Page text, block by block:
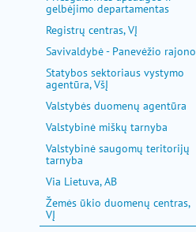
gelbėjimo departamentas
Registrų centras, VĮ
Savivaldybė - Panevėžio rajono
Statybos sektoriaus vystymo
agentūra, VšĮ
Valstybės duomenų agentūra
Valstybinė miškų tarnyba
Valstybinė saugomų teritorijų
tarnyba
Via Lietuva, AB
Žemės ūkio duomenų centras,
VĮ